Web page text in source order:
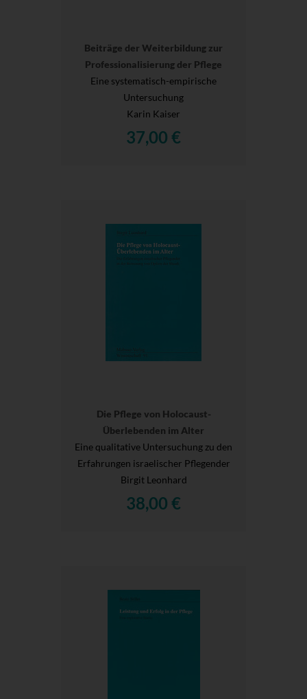
Beiträge der Weiterbildung zur
Professionalisierung der Pflege
Eine systematisch-empirische
Untersuchung
Karin Kaiser
37,00 €
Die Pflege von Holocaust-
Überlebenden im Alter
Eine qualitative Untersuchung zu den
Erfahrungen israelischer Pflegender
Birgit Leonhard
38,00 €